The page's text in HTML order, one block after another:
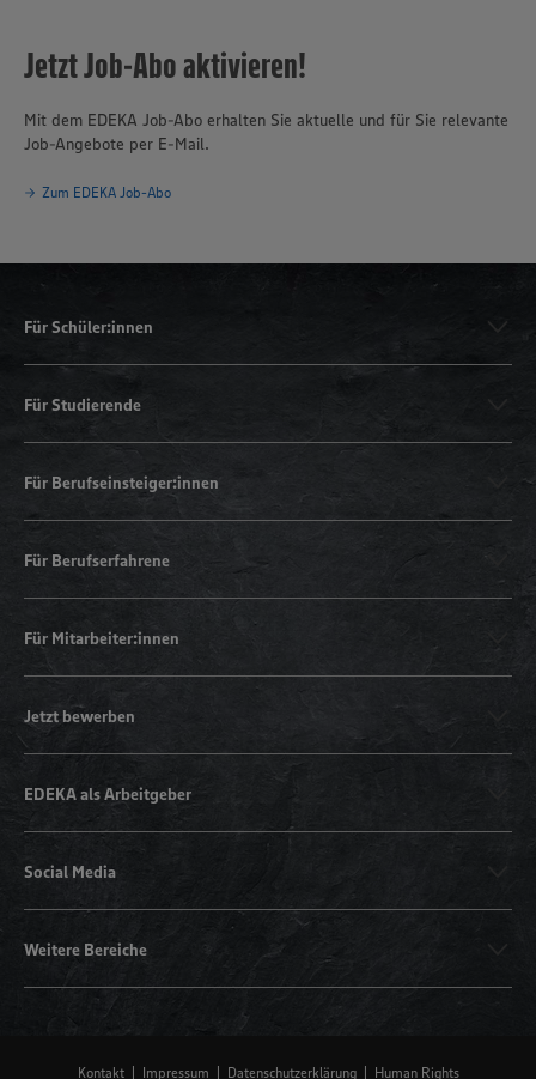
Jetzt Job-Abo aktivieren!
Mit dem EDEKA Job-Abo erhalten Sie aktuelle und für Sie relevante
Job-Angebote per E-Mail.
Zum EDEKA Job-Abo
Für Schüler:innen
Für Studierende
Für Berufseinsteiger:innen
Für Berufserfahrene
Für Mitarbeiter:innen
Jetzt bewerben
EDEKA als Arbeitgeber
Social Media
Weitere Bereiche
Kontakt Impressum Datenschutzerklärung Human Rights